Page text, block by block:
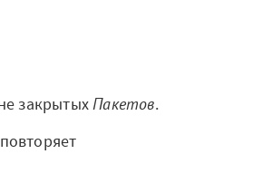
закрытыхПакетов.